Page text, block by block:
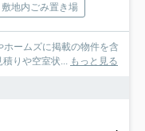
敷地内ごみ置き場
ームズに掲載の物件を含
りや空室状...
もっと見る